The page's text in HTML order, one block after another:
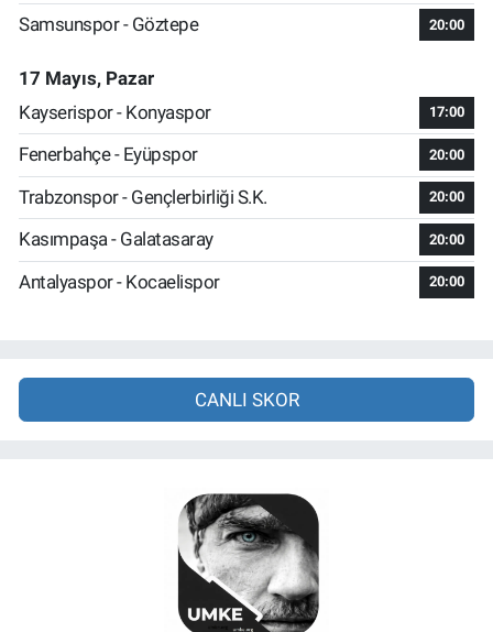
Samsunspor - Göztepe 20:00
17 Mayıs, Pazar
Kayserispor - Konyaspor
17:00
Fenerbahçe - Eyüpspor 20:00
Trabzonspor - Gençlerbirliği S.K. 20:00
Kasımpaşa - Galatasaray 20:00
Antalyaspor - Kocaelispor 20:00
CANLI SKOR